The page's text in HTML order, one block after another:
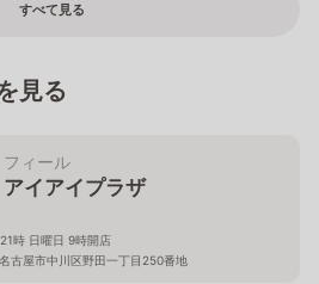
すべて見る
見る
フィール
アイアイプラザ
時 日曜日 9時開店
古屋市中川区野田一丁目250番地